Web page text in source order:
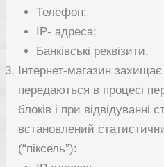
Телефон;
IP- адреса;
Банківські реквізити.
Інтернет-магазин
передаються в процесі
блоків і при відвідуванні
встановлений
(“піксель”):